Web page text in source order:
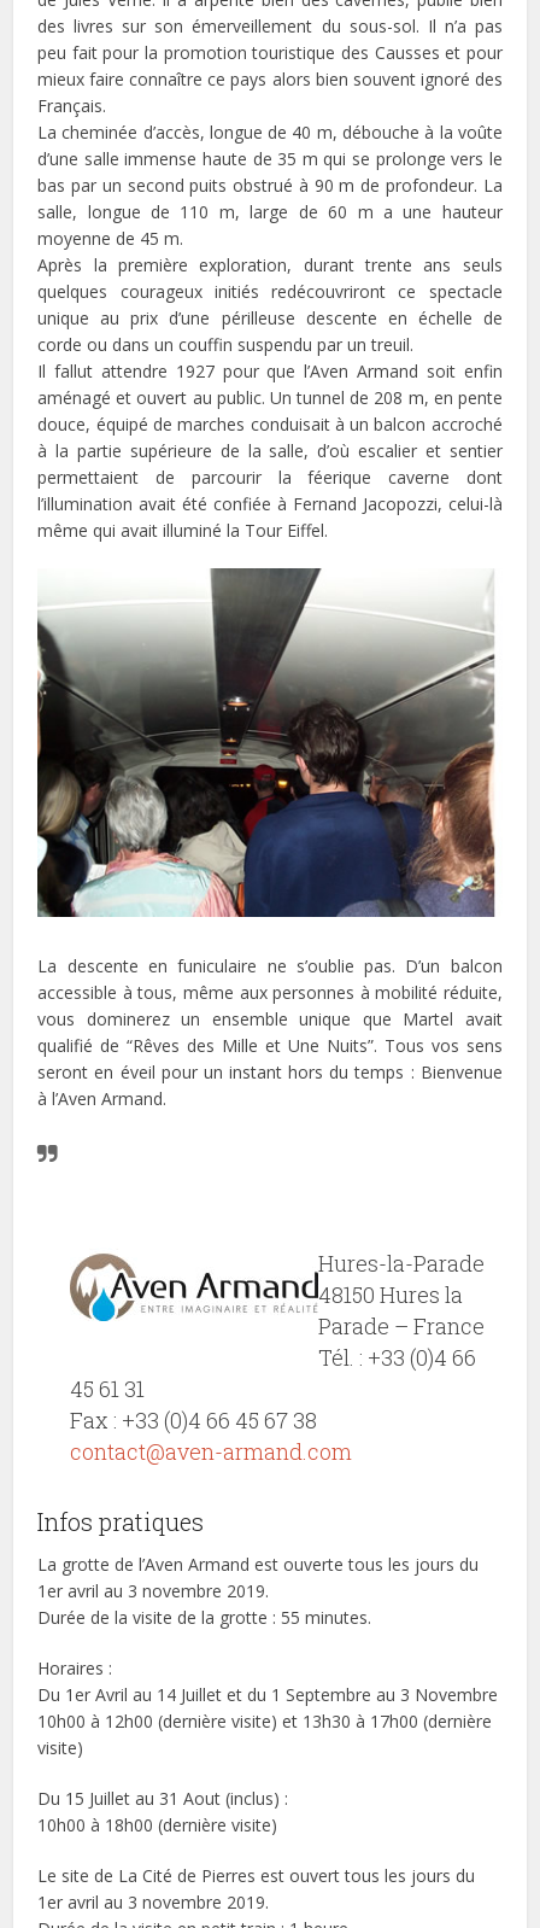
des livres sur son émerveillement du sous-sol. Il n’a pas
peu fait pour la promotion touristique des Causses et pour
mieux faire connaître ce pays alors bien souvent ignoré des
Français.
La cheminée d’accès, longue de 40 m, débouche à la voûte
d’une salle immense haute de 35 m qui se prolonge vers le
bas par un second puits obstrué à 90 m de profondeur. La
salle, longue de 110 m, large de 60 m a une hauteur
moyenne de 45 m.
Après la première exploration, durant trente ans seuls
quelques courageux initiés redécouvriront ce spectacle
unique au prix d’une périlleuse descente en échelle de
corde ou dans un couffin suspendu par un treuil.
Il fallut attendre 1927 pour que l’Aven Armand soit enfin
aménagé et ouvert au public. Un tunnel de 208 m, en pente
douce, équipé de marches conduisait à un balcon accroché
à la partie supérieure de la salle, d’où escalier et sentier
permettaient de parcourir la féerique caverne dont
l’illumination avait été confiée à Fernand Jacopozzi, celui-là
même qui avait illuminé la Tour Eiffel.
La descente en funiculaire ne s’oublie pas. D’un balcon
accessible à tous, même aux personnes à mobilité réduite,
vous dominerez un ensemble unique que Martel avait
qualifié de “Rêves des Mille et Une Nuits”. Tous vos sens
seront en éveil pour un instant hors du temps : Bienvenue
à l’Aven Armand.
Hures-la-Parade
48150 Hures la
Parade – France
Tél. : +33 (0)4 66
45 61 31
Fax : +33 (0)4 66 45 67 38
contact@aven-armand.com
Infos pratiques
La grotte de l’Aven Armand est ouverte tous les jours du
1er avril au 3 novembre 2019.
Durée de la visite de la grotte : 55 minutes.
Horaires :
Du 1er Avril au 14 Juillet et du 1 Septembre au 3 Novembre
10h00 à 12h00 (dernière visite) et 13h30 à 17h00 (dernière
visite)
Du 15 Juillet au 31 Aout (inclus) :
10h00 à 18h00 (dernière visite)
Le site de La Cité de Pierres est ouvert tous les jours du
1er avril au 3 novembre 2019.